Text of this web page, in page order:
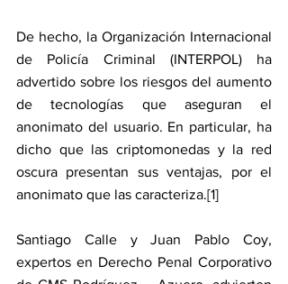
De hecho, la Organización Internacional
de Policía Criminal (INTERPOL) ha
advertido sobre los riesgos del aumento
de tecnologías que aseguran el
anonimato del usuario. En particular, ha
dicho que las criptomonedas y la red
oscura presentan sus ventajas, por el
anonimato que las caracteriza.[1]
Santiago Calle y Juan Pablo Coy,
expertos en Derecho Penal Corporativo